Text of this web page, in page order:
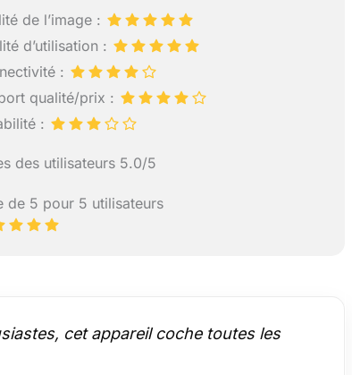
de l’image :
d’utilisation :
:
qualité/prix :
:
des utilisateurs 5.0/5
de 5 pour 5 utilisateurs
cet appareil coche toutes les